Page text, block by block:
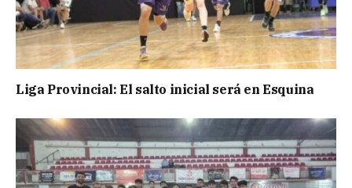
Liga Provincial: El salto inicial será en Esquina